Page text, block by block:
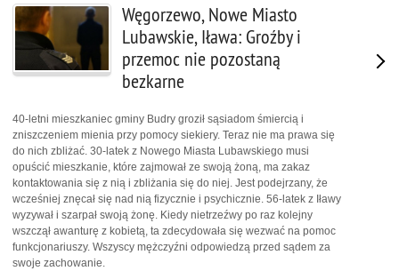
Węgorzewo, Nowe Miasto
Lubawskie, Iława: Groźby i
przemoc nie pozostaną
bezkarne
40-letni mieszkaniec gminy Budry groził sąsiadom śmiercią i
zniszczeniem mienia przy pomocy siekiery. Teraz nie ma prawa się
do nich zbliżać. 30-latek z Nowego Miasta Lubawskiego musi
opuścić mieszkanie, które zajmował ze swoją żoną, ma zakaz
kontaktowania się z nią i zbliżania się do niej. Jest podejrzany, że
wcześniej znęcał się nad nią fizycznie i psychicznie. 56-latek z Iławy
wyzywał i szarpał swoją żonę. Kiedy nietrzeźwy po raz kolejny
wszczął awanturę z kobietą, ta zdecydowała się wezwać na pomoc
funkcjonariuszy. Wszyscy mężczyźni odpowiedzą przed sądem za
swoje zachowanie.